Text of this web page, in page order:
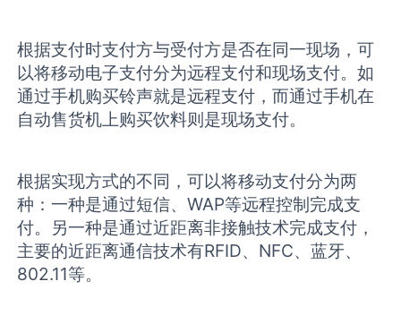
根据支付时支付方与受付方是否在同一现场，可
以将移动电子支付分为远程支付和现场支付。如
通过手机购买铃声就是远程支付，而通过手机在
自动售货机上购买饮料则是现场支付。
根据实现方式的不同，可以将移动支付分为两
种：一种是通过短信、WAP等远程控制完成支
付。另一种是通过近距离非接触技术完成支付，
主要的近距离通信技术有RFID、NFC、蓝牙、
802.11等。